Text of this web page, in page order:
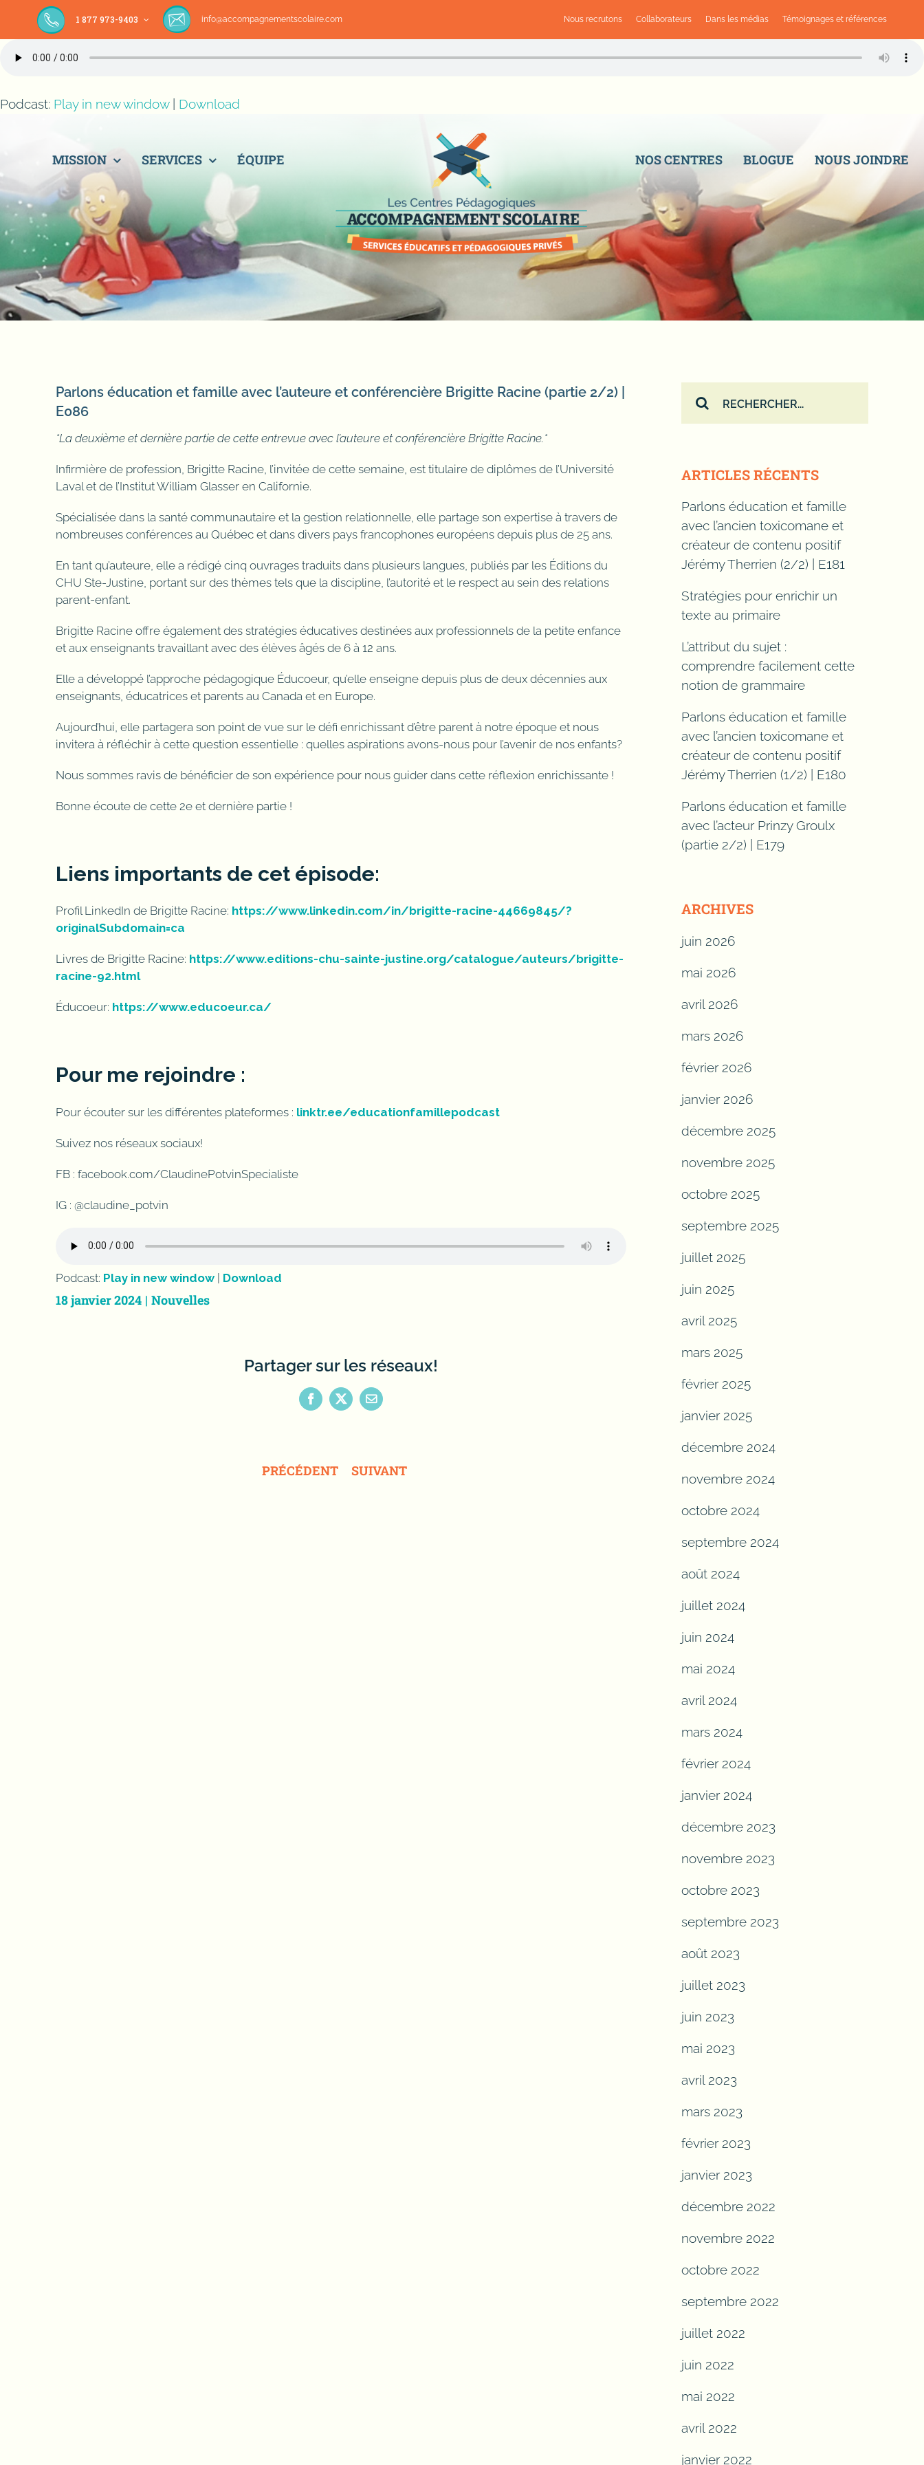
1 877 973-9403 info@accompagnementscolaire.com Nous recrutons Collaborateurs Dans les médias Témoignages et références
Podcast: Play in new window| Download
MISSION SERVICES ÉQUIPE NOS CENTRES BLOGUE NOUS JOINDRE
Parlons éducation et famille avec l’auteure et conférencière Brigitte Racine (partie 2/2) |
E086
*La deuxième et dernière partie de cette entrevue avec l’auteure et conférencière Brigitte Racine.*
Infirmière de profession, Brigitte Racine, l’invitée de cette semaine, est titulaire de diplômes de l’Université
Laval et de l’Institut William Glasser en Californie.
Spécialisée dans la santé communautaire et la gestion relationnelle, elle partage son expertise à travers de
nombreuses conférences au Québec et dans divers pays francophones européens depuis plus de 25 ans.
En tant qu’auteure, elle a rédigé cinq ouvrages traduits dans plusieurs langues, publiés par les Éditions du
CHU Ste-Justine, portant sur des thèmes tels que la discipline, l’autorité et le respect au sein des relations
parent-enfant.
Brigitte Racine offre également des stratégies éducatives destinées aux professionnels de la petite enfance
et aux enseignants travaillant avec des élèves âgés de 6 à 12 ans.
Elle a développé l’approche pédagogique Éducoeur, qu’elle enseigne depuis plus de deux décennies aux
enseignants, éducatrices et parents au Canada et en Europe.
Aujourd’hui, elle partagera son point de vue sur le défi enrichissant d’être parent à notre époque et nous
invitera à réfléchir à cette question essentielle : quelles aspirations avons-nous pour l’avenir de nos enfants?
Nous sommes ravis de bénéficier de son expérience pour nous guider dans cette réflexion enrichissante !
Bonne écoute de cette 2e et dernière partie !
Liens importants de cet épisode:
Profil LinkedIn de Brigitte Racine: https://www.linkedin.com/in/brigitte-racine-44669845/?
originalSubdomain=ca
Livres de Brigitte Racine: https://www.editions-chu-sainte-justine.org/catalogue/auteurs/brigitte-
racine-92.html
Éducoeur: https://www.educoeur.ca/
Pour me rejoindre :
Pour écouter sur les différentes plateformes : linktr.ee/educationfamillepodcast
Suivez nos réseaux sociaux!
FB : facebook.com/ClaudinePotvinSpecialiste
IG : @claudine_potvin
Podcast: Play in new window| Download
18 janvier 2024 | Nouvelles
Partager sur les réseaux!
Facebook
X Email
PRÉCÉDENT SUIVANT
ARTICLES RÉCENTS
Parlons éducation et famille
avec l’ancien toxicomane et
créateur de contenu positif
Jérémy Therrien (2/2) | E181
Stratégies pour enrichir un
texte au primaire
L’attribut du sujet :
comprendre facilement cette
notion de grammaire
Parlons éducation et famille
avec l’ancien toxicomane et
créateur de contenu positif
Jérémy Therrien (1/2) | E180
Parlons éducation et famille
avec l’acteur Prinzy Groulx
(partie 2/2) | E179
ARCHIVES
juin 2026
mai 2026
avril 2026
mars 2026
février 2026
janvier 2026
décembre 2025
novembre 2025
octobre 2025
septembre 2025
juillet 2025
juin 2025
avril 2025
mars 2025
février 2025
janvier 2025
décembre 2024
novembre 2024
octobre 2024
septembre 2024
août 2024
juillet 2024
juin 2024
mai 2024
avril 2024
mars 2024
février 2024
janvier 2024
décembre 2023
novembre 2023
octobre 2023
septembre 2023
août 2023
juillet 2023
juin 2023
mai 2023
avril 2023
mars 2023
février 2023
janvier 2023
décembre 2022
novembre 2022
octobre 2022
septembre 2022
juillet 2022
juin 2022
mai 2022
avril 2022
janvier 2022